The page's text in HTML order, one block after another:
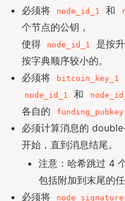
必须将
node_id_1 和
个节点的公钥，
使得
node_id_1
是按
按字典顺序较小的。
必须将
bitcoin_key_1
node_id_1 和
各自的
funding_pubkey
必须计算消息的
开始，直到消息结尾。
注意：哈希跳过 4
包括附加到末尾的任
必须将